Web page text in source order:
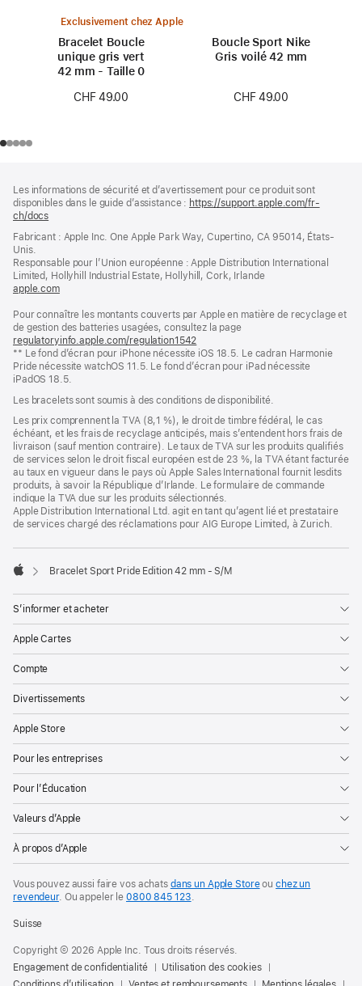
Exclusivement chez Apple
Bracelet Boucle
unique gris vert
42 mm - Taille 0
CHF 49.00
Boucle Sport Nike
Gris voilé 42 mm
CHF 49.00
de
page
de
bas
page
Les informations de sécurité et d’avertissement pour ce produit sont
disponibles dans le guide d’assistance : https://support.apple.com/fr-
ch/docs
une
fenêtre)
Fabricant : Apple Inc. One Apple Park Way, Cupertino, CA 95014, États-
Unis.
Responsable pour l’Union européenne : Apple Distribution International
Limited, Hollyhill Industrial Estate, Hollyhill, Cork, Irlande
apple.com(s’ouvre
une
nouvelle
fenêtre)
Pour connaître les montants couverts par Apple en matière de recyclage et
de gestion des batteries usagées, consultez la page
regulatoryinfo.apple.com/regulation1542
dans
une
** Le fond d’écran pour iPhone nécessite iOS 18.5. Le cadran Harmonie
Pride nécessite watchOS 11.5. Le fond d’écran pour iPad nécessite
iPadOS 18.5.
Les bracelets sont soumis à des conditions de disponibilité.
Les prix comprennent la TVA (8,1 %), le droit de timbre fédéral, le cas
échéant, et les frais de recyclage anticipés, mais s’entendent hors frais de
livraison (sauf mention contraire). Le taux de TVA sur les produits qualifiés
de services selon le droit fiscal européen est de 23 %, la TVA étant facturée
au taux en vigueur dans le pays où Apple Sales International fournit lesdits
produits, à savoir la République d’Irlande. Le formulaire de commande
indique la TVA due sur les produits sélectionnés.
Apple Distribution International Ltd. agit en tant qu’agent lié et prestataire
de services chargé des réclamations pour AIG Europe Limited, à Zurich.
Bracelet Sport Pride Edition 42 mm - S/M
S’informer et acheter
Apple Cartes
Compte
Divertissements
Apple Store
Pour les entreprises
Pour l’Éducation
Valeurs d’Apple
À propos d’Apple
Vous pouvez aussi faire vos achats dans un Apple Storeouchez un
revendeur. Ouappeler le0800 845 123
Suisse
Copyright © 2026 Apple Inc. Tous droits réservés.
Engagement de confidentialité
Utilisation des cookies